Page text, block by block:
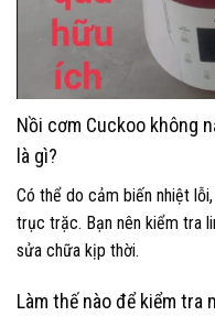
Nồi cơm Cuckoo không
là gì?
Có thể do cảm biến nhiệt
trục trặc. Bạn nên kiểm tra
sửa chữa kịp thời.
Làm thế nào để kiểm tra